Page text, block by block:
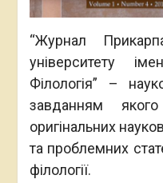
“Журнал
університету
Філологія” –
завданням
оригінальних
та проблемних
філології.